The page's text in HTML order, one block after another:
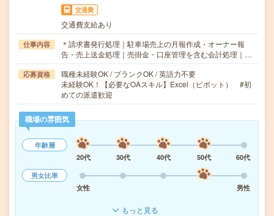
交通費
交通費支給あり
仕事内容
＊請求書発行処理｜駐車場売上の月報作成・オーナー報
告・売上送金処理｜売掛金・口座管理を含む会計処理｜…
応募資格
職種未経験OK / ブランクOK / 英語力不要
未経験OK！【必要なOAスキル】Excel（ピボット） #初
めての派遣歓迎
職場の雰囲気
年齢層
20代
30代 40代 50代
60代
男女比率
女性
男性
もっと見る